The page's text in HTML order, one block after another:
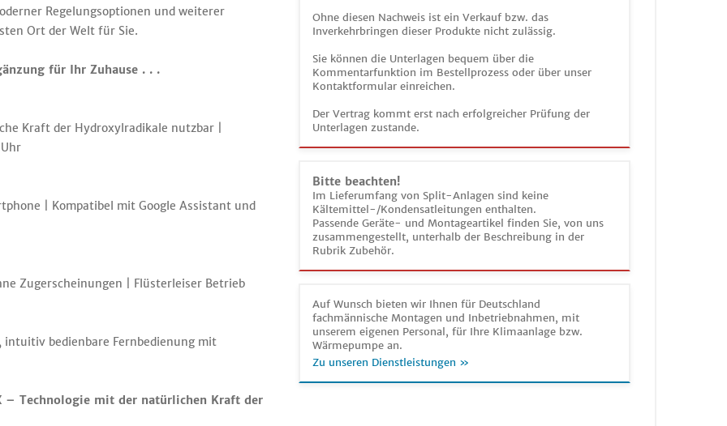
Ohne diesen Nachweis ist ein Verkauf bzw. das
Inverkehrbringen dieser Produkte nicht zulässig.
Sie können die Unterlagen bequem über die
Kommentarfunktion im Bestellprozess oder über unser
Kontaktformular einreichen.
Der Vertrag kommt erst nach erfolgreicher Prüfung der
Unterlagen zustande.
Bitte beachten!
Im Lieferumfang von Split-Anlagen sind keine
Kältemittel-/Kondensatleitungen enthalten.
Passende Geräte- und Montageartikel finden Sie, von uns
zusammengestellt, unterhalb der Beschreibung in der
Rubrik Zubehör.
Auf Wunsch bieten wir Ihnen für Deutschland
fachmännische Montagen und Inbetriebnahmen, mit
unserem eigenen Personal, für Ihre Klimaanlage bzw.
Wärmepumpe an.
Zu unseren Dienstleistungen »
Regelungsoptionen und weiterer
Ort der Welt für Sie.
für Ihr Zuhause . . .
Kraft der Hydroxylradikale nutzbar |
| Kompatibel mit Google Assistant und
Zugerscheinungen | Flüsterleiser Betrieb
intuitiv bedienbare Fernbedienung mit
Technologie mit der natürlichen Kraft der